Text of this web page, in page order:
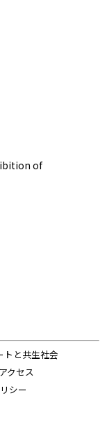
of
トと共生社会
アクセス
シー